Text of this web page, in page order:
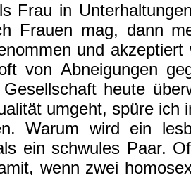
Frau in
Frauen mag, dann
und
von Abneigungen
heute
umgeht, spüre ich
Warum wird ein
ein schwules Paar.
wenn zwei